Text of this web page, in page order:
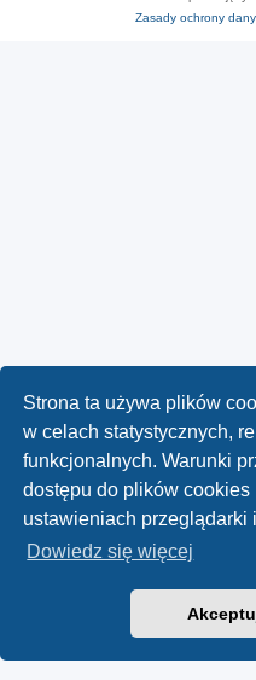
Strona ta używa plików
w celach statystycznych,
funkcjonalnych. Warunki
dostępu do plików
ustawieniach przeglądarki
Dowiedz się więcej
Zasady ochrony